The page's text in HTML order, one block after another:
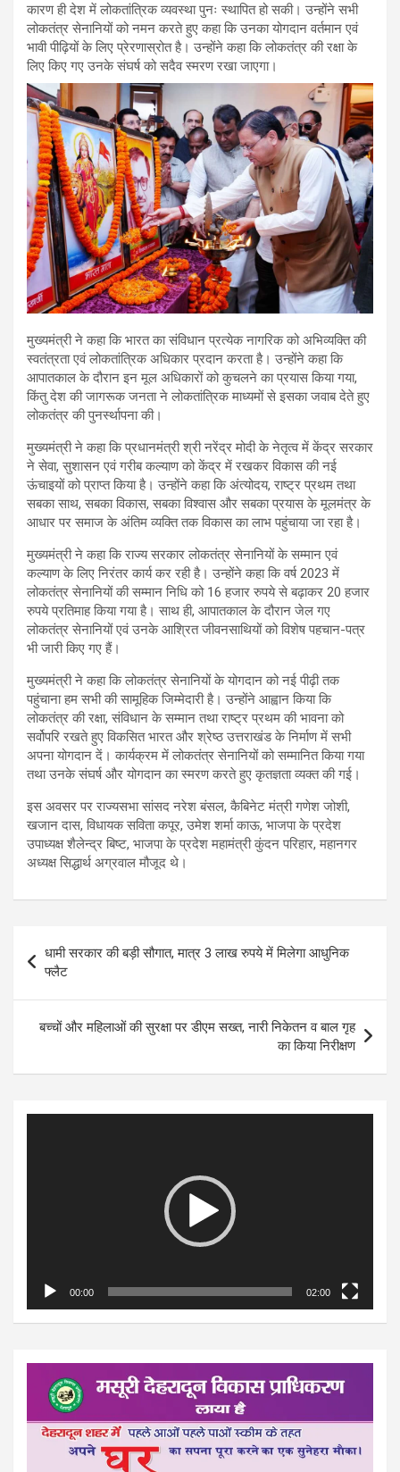
कारण ही देश में लोकतांत्रिक व्यवस्था पुनः स्थापित हो सकी। उन्होंने सभी
लोकतंत्र सेनानियों को नमन करते हुए कहा कि उनका योगदान वर्तमान एवं
भावी पीढ़ियों के लिए प्रेरणास्रोत है। उन्होंने कहा कि लोकतंत्र की रक्षा के
लिए किए गए उनके संघर्ष को सदैव स्मरण रखा जाएगा।
मुख्यमंत्री ने कहा कि भारत का संविधान प्रत्येक नागरिक को अभिव्यक्ति की
स्वतंत्रता एवं लोकतांत्रिक अधिकार प्रदान करता है। उन्होंने कहा कि
आपातकाल के दौरान इन मूल अधिकारों को कुचलने का प्रयास किया गया,
किंतु देश की जागरूक जनता ने लोकतांत्रिक माध्यमों से इसका जवाब देते हुए
लोकतंत्र की पुनर्स्थापना की।
मुख्यमंत्री ने कहा कि प्रधानमंत्री श्री नरेंद्र मोदी के नेतृत्व में केंद्र सरकार
ने सेवा, सुशासन एवं गरीब कल्याण को केंद्र में रखकर विकास की नई
ऊंचाइयों को प्राप्त किया है। उन्होंने कहा कि अंत्योदय, राष्ट्र प्रथम तथा
सबका साथ, सबका विकास, सबका विश्वास और सबका प्रयास के मूलमंत्र के
आधार पर समाज के अंतिम व्यक्ति तक विकास का लाभ पहुंचाया जा रहा है।
मुख्यमंत्री ने कहा कि राज्य सरकार लोकतंत्र सेनानियों के सम्मान एवं
कल्याण के लिए निरंतर कार्य कर रही है। उन्होंने कहा कि वर्ष 2023 में
लोकतंत्र सेनानियों की सम्मान निधि को 16 हजार रुपये से बढ़ाकर 20 हजार
रुपये प्रतिमाह किया गया है। साथ ही, आपातकाल के दौरान जेल गए
लोकतंत्र सेनानियों एवं उनके आश्रित जीवनसाथियों को विशेष पहचान-पत्र
भी जारी किए गए हैं।
मुख्यमंत्री ने कहा कि लोकतंत्र सेनानियों के योगदान को नई पीढ़ी तक
पहुंचाना हम सभी की सामूहिक जिम्मेदारी है। उन्होंने आह्वान किया कि
लोकतंत्र की रक्षा, संविधान के सम्मान तथा राष्ट्र प्रथम की भावना को
सर्वोपरि रखते हुए विकसित भारत और श्रेष्ठ उत्तराखंड के निर्माण में सभी
अपना योगदान दें। कार्यक्रम में लोकतंत्र सेनानियों को सम्मानित किया गया
तथा उनके संघर्ष और योगदान का स्मरण करते हुए कृतज्ञता व्यक्त की गई।
इस अवसर पर राज्यसभा सांसद नरेश बंसल, कैबिनेट मंत्री गणेश जोशी,
खजान दास, विधायक सविता कपूर, उमेश शर्मा काऊ, भाजपा के प्रदेश
उपाध्यक्ष शैलेन्द्र बिष्ट, भाजपा के प्रदेश महामंत्री कुंदन परिहार, महानगर
अध्यक्ष सिद्धार्थ अग्रवाल मौजूद थे।
navigation
धामी सरकार की बड़ी सौगात, मात्र 3 लाख रुपये में मिलेगा आधुनिक
फ्लैट
बच्चों और महिलाओं की सुरक्षा पर डीएम सख्त, नारी निकेतन व बाल गृह
का किया निरीक्षण
00:00 02:00